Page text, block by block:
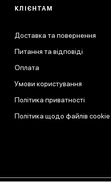
КЛІЄНТАМ
Доставка та повернення
Питання та відповіді
Оплата
Умови користування
Політика приватності
Політика щодо файлів cookie